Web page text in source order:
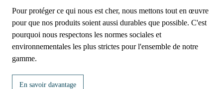
Pour protéger ce qui nous est cher, nous mettons tout en œuvre
pour que nos produits soient aussi durables que possible. C'est
pourquoi nous respectons les normes sociales et
environnementales les plus strictes pour l'ensemble de notre
gamme.
En savoir davantage